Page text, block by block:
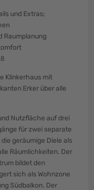
und Extras;
Raumplanung
Klinkerhaus mit
Erker über alle
Nutzfläche auf drei
für zwei separate
geräumige Diele als
Räumlichkeiten. Der
bildet den
sich als Wohnzone
Südbalkon. Der